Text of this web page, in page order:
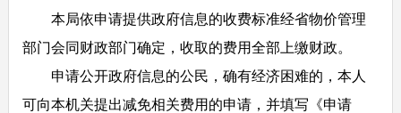
本局依申请提供政府信息的收费标准经省物价管理
部门会同财政部门确定，收取的费用全部上缴财政。
申请公开政府信息的公民，确有经济困难的，本人
可向本机关提出减免相关费用的申请，并填写《申请